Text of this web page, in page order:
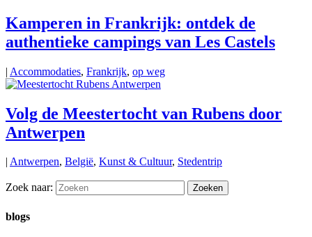
Kamperen in Frankrijk: ontdek de
authentieke campings van Les Castels
| Accommodaties, Frankrijk, op weg
Volg de Meestertocht van Rubens door
Antwerpen
Antwerpen, België, Kunst & Cultuur, Stedentrip
Zoek naar:
blogs